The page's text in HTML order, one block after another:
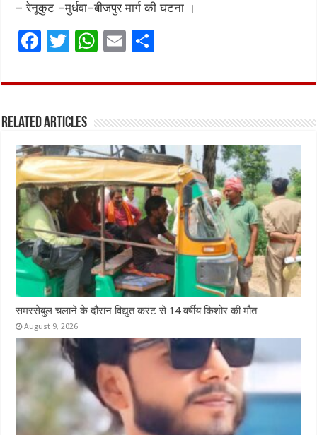
– रेनूकुट -मुर्धवा-बीजपुर मार्ग की घटना ।
F
ce
o
o
k
T
it
r
W
at
A
p
p
E
ai ar
Related Articles
समरसेबुल चलाने के दौरान विद्युत करंट से 14 वर्षीय किशोर की मौत
August 9, 2026